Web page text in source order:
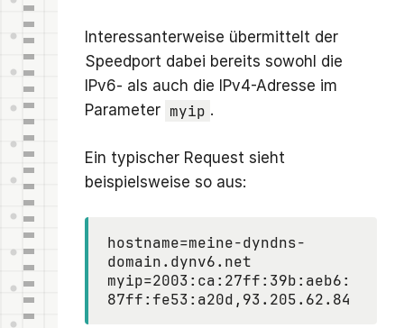
Interessanterweise übermittelt der
Speedport dabei bereits sowohl die
IPv6- als auch die IPv4-Adresse im
Parameter myip .
Ein typischer Request sieht
beispielsweise so aus:
hostname=meine-dyndns-
domain.dynv6.net
myip=2003:ca:27ff:39b:aeb6:
87ff:fe53:a20d,93.205.62.84